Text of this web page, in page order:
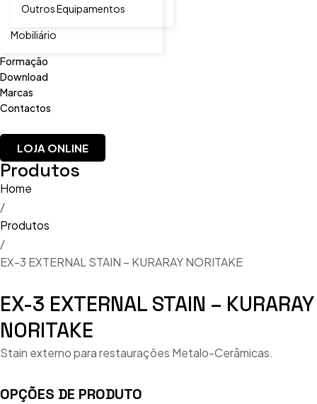
Outros Equipamentos
Mobiliário
Formação
Download
Marcas
Contactos
LOJA ONLINE
Produtos
Home
/
Produtos
/
EX-3 EXTERNAL STAIN – KURARAY NORITAKE
EX-3 EXTERNAL STAIN – KURARAY
NORITAKE
Stain externo para restaurações Metalo-Cerâmicas.
OPÇÕES DE PRODUTO